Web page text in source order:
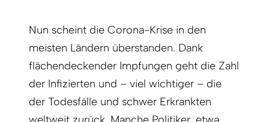
Nun scheint die Corona-Krise in den
meisten Ländern überstanden. Dank
flächendeckender Impfungen geht die Zahl
der Infizierten und – viel wichtiger – die
der Todesfälle und schwer Erkrankten
weltweit zurück. Manche Politiker, etwa